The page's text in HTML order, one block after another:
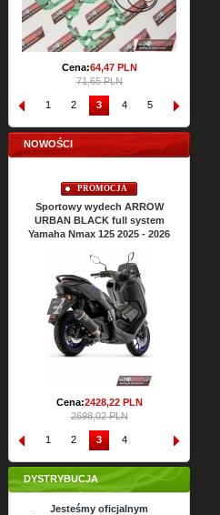
Cena:64,47PLN
71,65 PLN
1 2 3 4 5 6 7
NOWOŚCI
PROMOCJA
Sportowy wydech ARROW
URBAN BLACK full system
Yamaha Nmax 125 2025 - 2026
Cena:2428,22PLN
2698,02 PLN
1 2 3 4
DYSTRYBUCJA
Jesteśmy oficjalnym